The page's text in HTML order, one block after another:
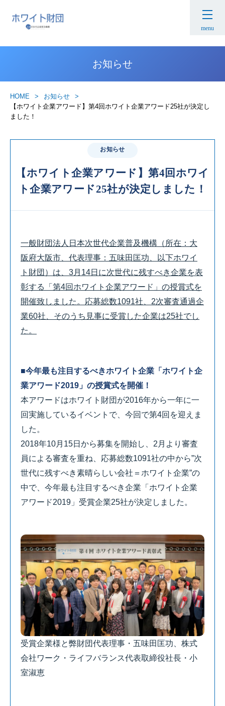
menu
お知らせ
HOME
お知らせ
【ホワイト企業アワード】第4回ホワイト企業アワード25社が決定し
ました！
お知らせ
【ホワイト企業アワード】第4回ホワイ
ト企業アワード25社が決定しました！
一般財団法人日本次世代企業普及機構（所在：大
阪府大阪市、代表理事：五味田匡功、以下ホワイ
ト財団）は、3月14日に次世代に残すべき企業を表
彰する「第4回ホワイト企業アワード」の授賞式を
開催致しました。応募総数1091社、2次審査通過企
業60社、そのうち見事に受賞した企業は25社でし
た。
■今年最も注目するべきホワイト企業「ホワイト企
業アワード2019」の授賞式を開催！
本アワードはホワイト財団が2016年から一年に一
回実施しているイベントで、今回で第4回を迎えま
した。
2018年10月15日から募集を開始し、2月より審査
員による審査を重ね、応募総数1091社の中から”次
世代に残すべき素晴らしい会社＝ホワイト企業”の
中で、今年最も注目するべき企業「ホワイト企業
アワード2019」受賞企業25社が決定しました。
受賞企業様と弊財団代表理事・五味田匡功、株式
会社ワーク・ライフバランス代表取締役社長・小
室淑恵